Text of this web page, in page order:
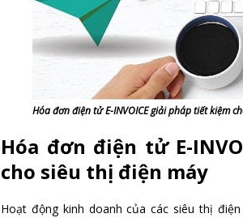
Hóa đơn điện tử E-INVOICE giải pháp tiết kiệm
Hóa đơn điện tử E-
cho siêu thị điện máy
Hoạt động kinh doanh của các siêu thị